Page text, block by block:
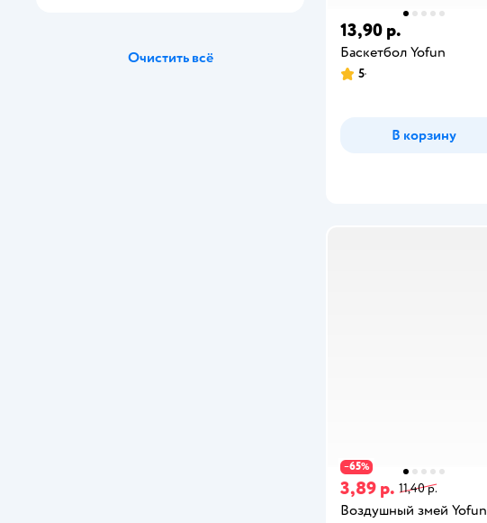
13,90 р.
Баскетбол Yofun
5
В корзину
−65%
3,89 р. 11,40 р.
Воздушный змей Yofun
Очистить всё